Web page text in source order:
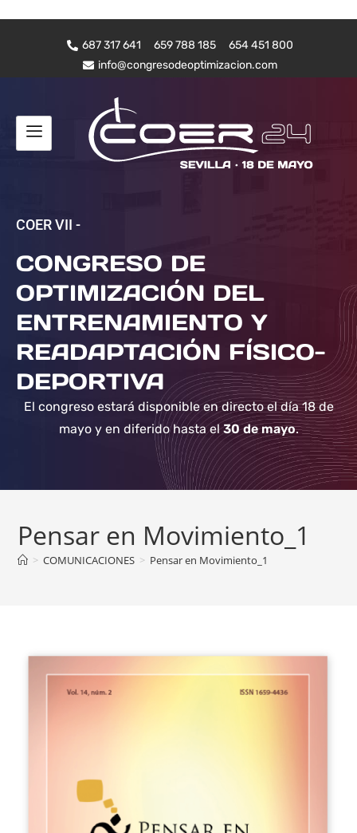
687 317 641 659 788 185
654 451 800
info@congresodeoptimizacion.com
COER VII -
CONGRESO DE
OPTIMIZACIÓN DEL
ENTRENAMIENTO Y
READAPTACIÓN FÍSICO-
DEPORTIVA
El congreso estará disponible en directo el día 18 de
mayo y en diferido hasta el30 de mayo.
Pensar en Movimiento_1
> COMUNICACIONES > Pensar en Movimiento_1